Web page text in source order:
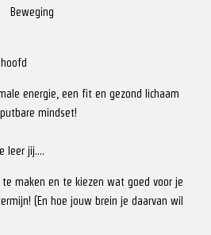
Beweging
energie, een fit en gezond lichaam
mindset!
leer jij....
te maken en te kiezen wat goed voor je
(En hoe jouw brein je daarvan wil